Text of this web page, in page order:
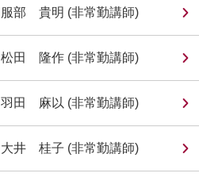
服部 貴明 (非常勤講師)
松田 隆作 (非常勤講師)
羽田 麻以 (非常勤講師)
大井 桂子 (非常勤講師)